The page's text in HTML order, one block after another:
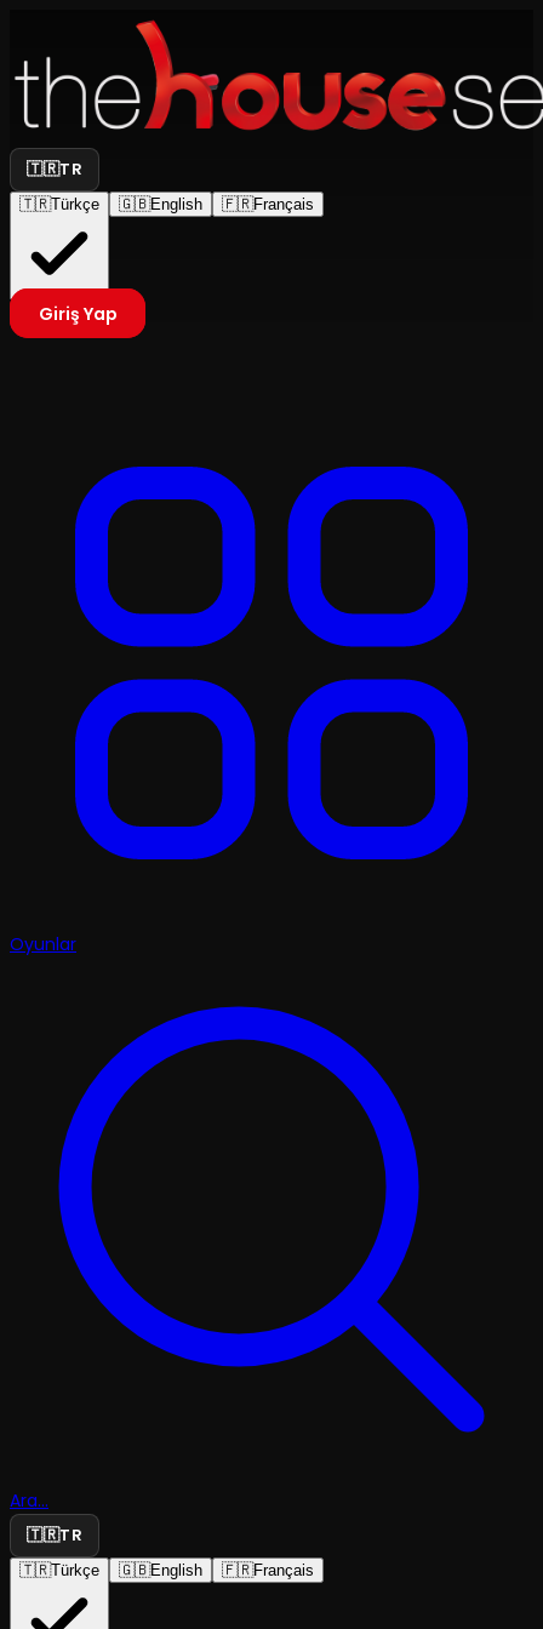
🇹🇷TR
🇹🇷Türkçe 🇬🇧English 🇫🇷Français
Giriş Yap
Oyunlar
Ara...
🇹🇷TR
🇹🇷Türkçe 🇬🇧English 🇫🇷Français